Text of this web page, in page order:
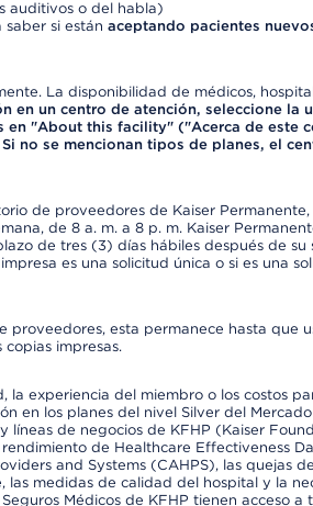
auditivos o del habla)
si están aceptando pacientes
La disponibilidad de médicos,
en un centro de atención, seleccione la
"About this facility" ("Acerca de este
no se mencionan tipos de planes, el
de proveedores de Kaiser Permanente,
de 8 a. m. a 8 p. m. Kaiser
de tres (3) días hábiles después de su
es una solicitud única o si es una
proveedores, esta permanece hasta que
impresas.
la experiencia del miembro o los costos
en los planes del nivel Silver del
líneas de negocios de KFHP (Kaiser
de Healthcare Effectiveness
and Systems (CAHPS), las quejas
medidas de calidad del hospital y la
Médicos de KFHP tienen acceso a